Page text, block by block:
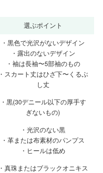
選ぶポイント
・黒色で光沢がないデザイン
・露出のないデザイン
・袖は長袖〜5部袖のもの
・スカート丈はひざ下〜くるぶ
し丈
・黒(30デニール以下の厚手す
ぎないもの)
・光沢のない黒
・革または布素材のパンプス
・ヒールは低め
・真珠またはブラックオニキス